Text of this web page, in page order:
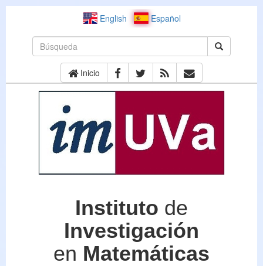
English Español
Inicio
Instituto de
Investigación
en Matemáticas